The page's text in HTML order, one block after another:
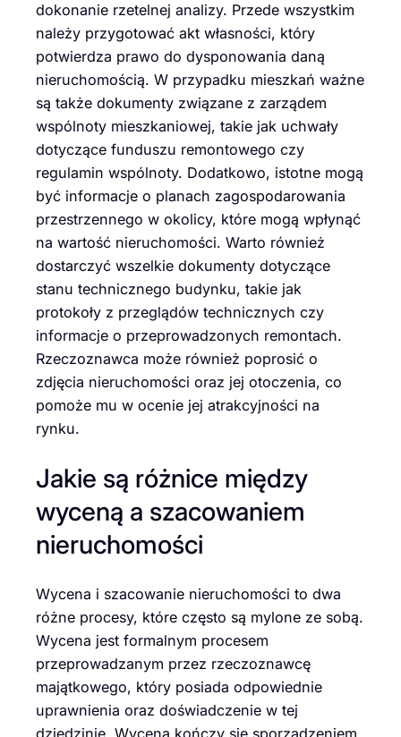
dokonanie rzetelnej analizy. Przede wszystkim
należy przygotować akt własności, który
potwierdza prawo do dysponowania daną
nieruchomością. W przypadku mieszkań ważne
są także dokumenty związane z zarządem
wspólnoty mieszkaniowej, takie jak uchwały
dotyczące funduszu remontowego czy
regulamin wspólnoty. Dodatkowo, istotne mogą
być informacje o planach zagospodarowania
przestrzennego w okolicy, które mogą wpłynąć
na wartość nieruchomości. Warto również
dostarczyć wszelkie dokumenty dotyczące
stanu technicznego budynku, takie jak
protokoły z przeglądów technicznych czy
informacje o przeprowadzonych remontach.
Rzeczoznawca może również poprosić o
zdjęcia nieruchomości oraz jej otoczenia, co
pomoże mu w ocenie jej atrakcyjności na
rynku.
Jakie są różnice między
wyceną a szacowaniem
nieruchomości
Wycena i szacowanie nieruchomości to dwa
różne procesy, które często są mylone ze sobą.
Wycena jest formalnym procesem
przeprowadzanym przez rzeczoznawcę
majątkowego, który posiada odpowiednie
uprawnienia oraz doświadczenie w tej
dziedzinie. Wycena kończy się sporządzeniem